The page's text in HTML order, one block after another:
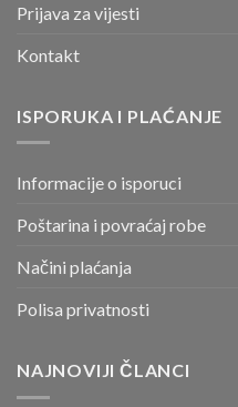
Prijava za vijesti
Kontakt
ISPORUKA I PLAĆANJE
Informacije o isporuci
Poštarina i povraćaj robe
Načini plaćanja
Polisa privatnosti
NAJNOVIJI ČLANCI